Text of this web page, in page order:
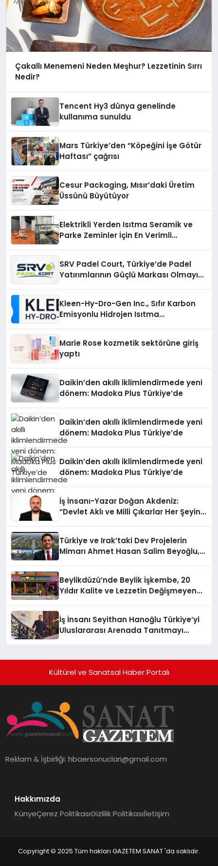
Çakallı Menemeni Neden Meşhur? Lezzetinin Sırrı
Nedir?
Tencent Hy3 dünya genelinde
kullanıma sunuldu
Mars Türkiye’den “Köpeğini İşe Götür
Haftası” çağrısı
Cesur Packaging, Mısır’daki Üretim
Üssünü Büyütüyor
Elektrikli Yerden Isıtma Seramik ve
Parke Zeminler İçin En Verimli
SRV Padel Court, Türkiye’de Padel
Yatırımlarının Güçlü Markası Olmayı
Kleen-Hy-Dro-Gen Inc., Sıfır Karbon
Emisyonlu Hidrojen Isıtma
Marie Rose kozmetik sektörüne giriş
yaptı
Daikin’den akıllı iklimlendirmede yeni
dönem: Madoka Plus Türkiye’de
Daikin’den akıllı iklimlendirmede yeni
dönem: Madoka Plus Türkiye’de
Daikin’den akıllı iklimlendirmede yeni
dönem: Madoka Plus Türkiye’de
İş İnsanı-Yazar Doğan Akdeniz:
“Devlet Aklı ve Milli Çıkarlar Her Şeyin
Türkiye ve Irak’taki Dev Projelerin
Mimarı Ahmet Hasan Salim Beyoğlu,
Hayata Geçirecek
Beylikdüzü’nde Beylik İşkembe, 20
Yıldır Kalite ve Lezzetin Değişmeyen
İş İnsanı Seyithan Hanoğlu Türkiye’yi
Uluslararası Arenada Tanıtmayı
Kültürel ve Sanatsal Haber Portalı
Reklam & İşbirliği:hbaersonuclari@gmail.com
Hakkımızda
KünyeÇerez PolitikasıGizlilik Politikasıİletişim
Copyright © 2025 Tüm hakları GAZETEM SANAT 'da saklıdır.